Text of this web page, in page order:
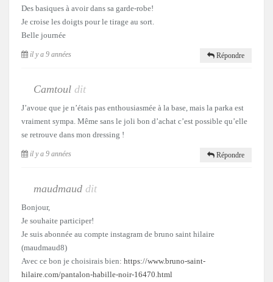
Des basiques à avoir dans sa garde-robe!
Je croise les doigts pour le tirage au sort.
Belle journée
il y a 9 années Répondre
Camtoul dit
J’avoue que je n’étais pas enthousiasmée à la base, mais la parka est
vraiment sympa. Même sans le joli bon d’achat c’est possible qu’elle
se retrouve dans mon dressing !
il y a 9 années Répondre
maudmaud dit
Bonjour,
Je souhaite participer!
Je suis abonnée au compte instagram de bruno saint hilaire
(maudmaud8)
Avec ce bon je choisirais bien: https://www.bruno-saint-
hilaire.com/pantalon-habille-noir-16470.html